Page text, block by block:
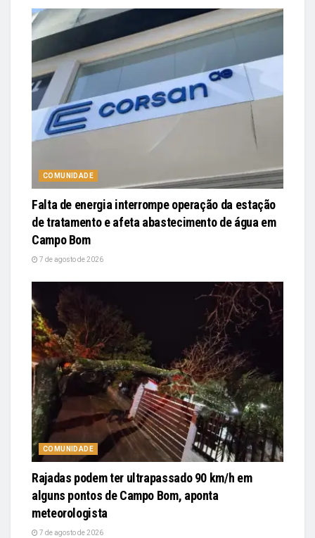
COMUNIDADE
Falta de energia interrompe operação da estação
de tratamento e afeta abastecimento de água em
Campo Bom
7 de agosto de 2026
COMUNIDADE
Rajadas podem ter ultrapassado 90 km/h em
alguns pontos de Campo Bom, aponta
meteorologista
7 de agosto de 2026